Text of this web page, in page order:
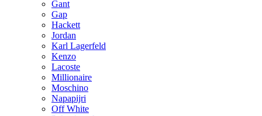
Gant
Gap
Hackett
Jordan
Karl Lagerfeld
Kenzo
Lacoste
Millionaire
Moschino
Napapijri
Off White